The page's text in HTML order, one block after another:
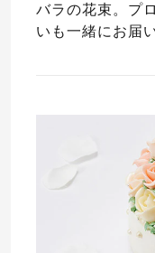
バラの花束。プ
いも一緒にお届